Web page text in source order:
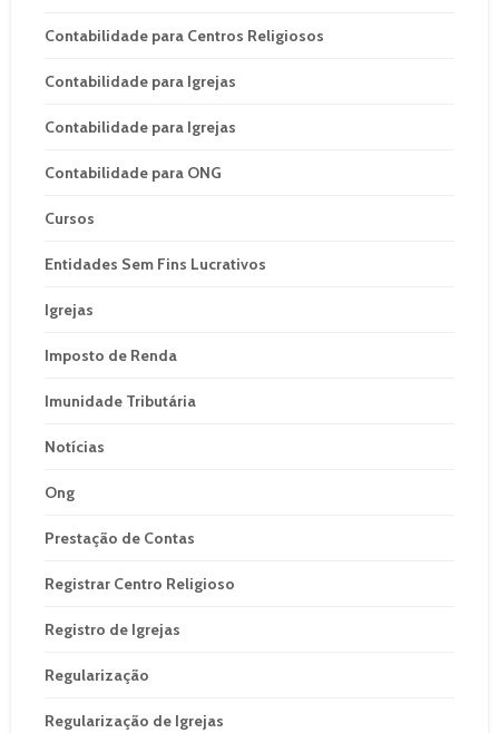
Contabilidade para Centros Religiosos
Contabilidade para Igrejas
Contabilidade para Igrejas
Contabilidade para ONG
Cursos
Entidades Sem Fins Lucrativos
Igrejas
Imposto de Renda
Imunidade Tributária
Notícias
Ong
Prestação de Contas
Registrar Centro Religioso
Registro de Igrejas
Regularização
Regularização de Igrejas